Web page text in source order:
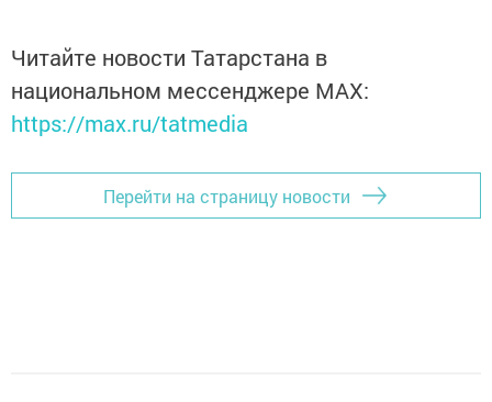
Читайте новости Татарстана в
национальном мессенджере MАХ:
https://max.ru/tatmedia
Перейти на страницу новости